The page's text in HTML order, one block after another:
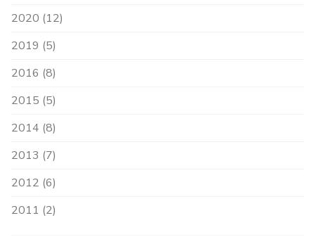
2020 (12)
2019 (5)
2016 (8)
2015 (5)
2014 (8)
2013 (7)
2012 (6)
2011 (2)